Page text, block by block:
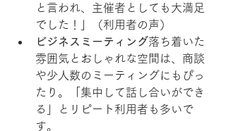
と言われ、主催者としても大満足
でした！」（利用者の声）
ビジネスミーティング落ち着いた
雰囲気とおしゃれな空間は、商談
や少人数のミーティングにもぴっ
たり。「集中して話し合いができ
る」とリピート利用者も多いで
す。